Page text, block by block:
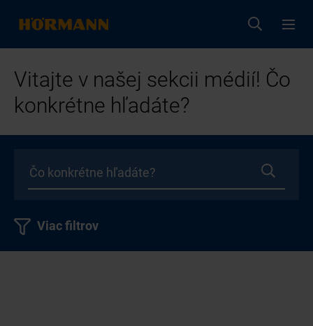
Vitajte v našej sekcii médií! Čo
konkrétne hľadáte?
Viac filtrov